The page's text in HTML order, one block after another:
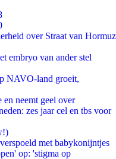
over Straat van Hormuz
embryo van ander stel
NAVO-land groeit,
neemt geel over
zes jaar cel en tbs voor
met babykonijntjes
op: 'stigma op